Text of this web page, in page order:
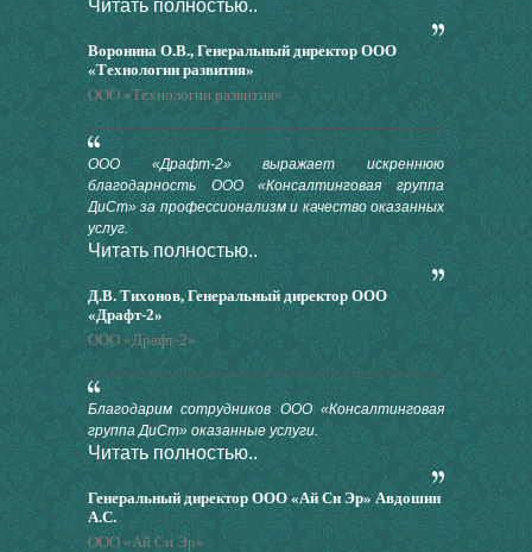
Читать полностью..
Воронина О.В., Генеральный директор ООО
«Технологии развития»
ООО «Технологии развития»
ООО «Драфт-2» выражает искреннюю
благодарность ООО «Консалтинговая группа
ДиСт» за профессионализм и качество оказанных
услуг.
Читать полностью..
Д.В. Тихонов, Генеральный директор ООО
«Драфт-2»
ООО «Драфт-2»
Благодарим сотрудников ООО «Консалтинговая
группа ДиСт» оказанные услуги.
Читать полностью..
Генеральный директор ООО «Ай Си Эр» Авдошин
А.С.
ООО «Ай Си Эр»